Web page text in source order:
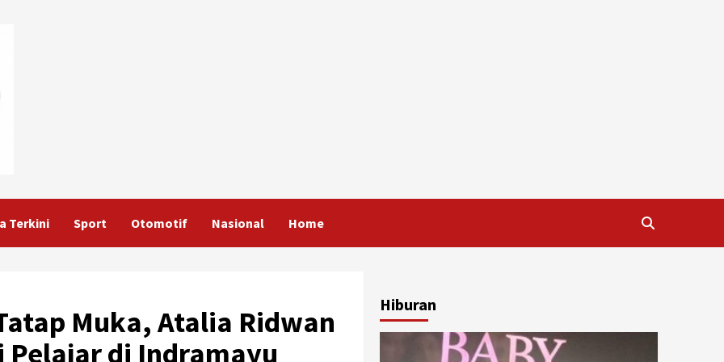
Terkini Sport Otomotif Nasional Home
Muka, Atalia Ridwan
Pelajar di Indramayu
Hiburan